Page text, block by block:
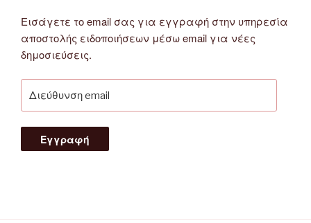
Εισάγετε το email σας για εγγραφή στην υπηρεσία
αποστολής ειδοποιήσεων μέσω email για νέες
δημοσιεύσεις.
email
Εγγραφή